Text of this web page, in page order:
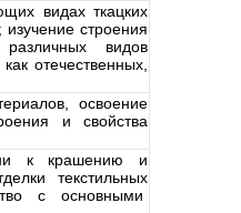
видах ткацких
строения
видов
отечественных,
освоение
и свойства
к крашению и
текстильных
с основными